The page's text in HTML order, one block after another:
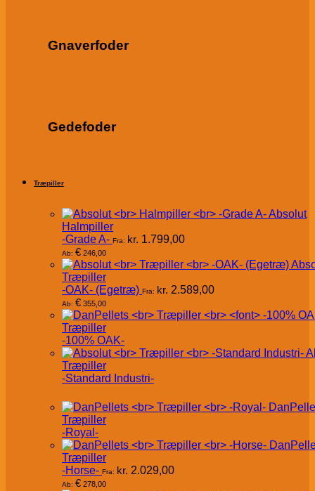
Gnaverfoder
Gedefoder
Træpiller
Absolut
Halmpiller
-Grade A- Fra: kr. 1.799,00
Ab: € 246,00
Træpiller
-OAK- (Egetræ) Fra: kr. 2.589,00
Ab: € 355,00
Træpiller
-100% OAK-
Træpiller
-Standard Industri-
Træpiller
-Royal-
Træpiller
-Horse- Fra: kr. 2.029,00
Ab: € 278,00